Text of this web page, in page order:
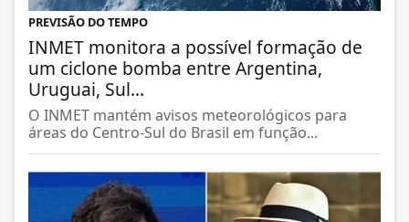
PREVISÃO DO TEMPO
INMET monitora a possível formação de
um ciclone bomba entre Argentina,
Uruguai, Sul...
O INMET mantém avisos meteorológicos para
áreas do Centro-Sul do Brasil em função...